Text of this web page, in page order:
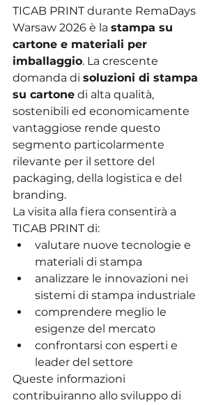
TICAB PRINT durante RemaDays
Warsaw 2026 è la stampa su
cartone e materiali per
imballaggio. La crescente
domanda di soluzioni di stampa
su cartone di alta qualità,
sostenibili ed economicamente
vantaggiose rende questo
segmento particolarmente
rilevante per il settore del
packaging, della logistica e del
branding.
La visita alla fiera consentirà a
TICAB PRINT di:
valutare nuove tecnologie e
materiali di stampa
analizzare le innovazioni nei
sistemi di stampa industriale
comprendere meglio le
esigenze del mercato
confrontarsi con esperti e
leader del settore
Queste informazioni
contribuiranno allo sviluppo di